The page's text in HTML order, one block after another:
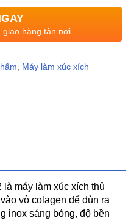
giao hàng tận nơi
Máy làm xúc xích
máy làm xúc xích thủ
vỏ colagen để đùn ra
inox sáng bóng, độ bền